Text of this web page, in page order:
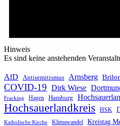
Hinweis
Es sind keine anstehenden
AfD Antisemitismus Arnsberg
COVID-19 Dirk Wiese
Fracking
Hagen Hamburg
Hochsauerlandkreis HSK
Katholische Kirche Klimawandel Kreistag